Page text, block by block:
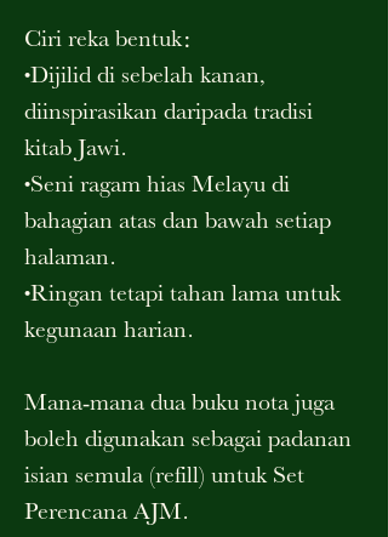
Ciri reka bentuk:
•Dijilid di sebelah kanan,
diinspirasikan daripada tradisi
kitab Jawi.
•Seni ragam hias Melayu di
bahagian atas dan bawah setiap
halaman.
•Ringan tetapi tahan lama untuk
kegunaan harian.
Mana-mana dua buku nota juga
boleh digunakan sebagai padanan
isian semula (refill) untuk Set
Perencana AJM.